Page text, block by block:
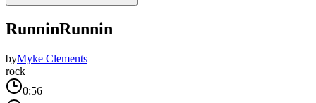
RunninRunnin
byMyke Clements
rock
0:56